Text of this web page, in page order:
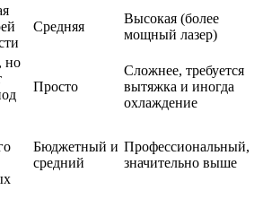
Средняя
Высокая (более
мощный лазер)
но
Просто
Сложнее, требуется
вытяжка и иногда
охлаждение
Бюджетный и
средний
Профессиональный,
значительно выше